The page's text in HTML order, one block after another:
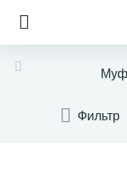
Фильтр